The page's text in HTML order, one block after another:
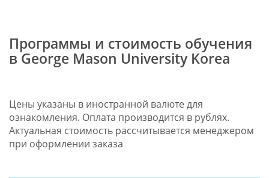
Программы и стоимость обучения
в George Mason University Korea
Цены указаны в иностранной валюте для
ознакомления. Оплата производится в рублях.
Актуальная стоимость рассчитывается менеджером
при оформлении заказа